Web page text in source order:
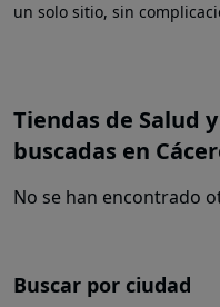
un solo sitio, sin
Tiendas de Salud
buscadas en
No se han encontrado
Buscar por ciudad